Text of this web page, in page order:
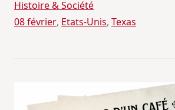
Histoire & Société
08 février, Etats-Unis, Texas